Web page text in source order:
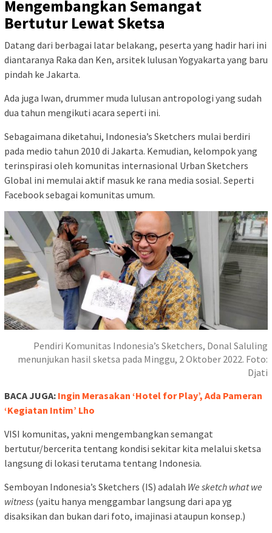
Mengembangkan Semangat
Bertutur Lewat Sketsa
Datang dari berbagai latar belakang, peserta yang hadir hari ini
diantaranya Raka dan Ken, arsitek lulusan Yogyakarta yang baru
pindah ke Jakarta.
Ada juga Iwan, drummer muda lulusan antropologi yang sudah
dua tahun mengikuti acara seperti ini.
Sebagaimana diketahui, Indonesia’s Sketchers mulai berdiri
pada medio tahun 2010 di Jakarta. Kemudian, kelompok yang
terinspirasi oleh komunitas internasional Urban Sketchers
Global ini memulai aktif masuk ke rana media sosial. Seperti
Facebook sebagai komunitas umum.
Pendiri Komunitas Indonesia’s Sketchers, Donal Saluling
menunjukan hasil sketsa pada Minggu, 2 Oktober 2022. Foto:
Djati
BACA JUGA: Ingin Merasakan ‘Hotel for Play’, Ada Pameran
‘Kegiatan Intim’ Lho
VISI komunitas, yakni mengembangkan semangat
bertutur/bercerita tentang kondisi sekitar kita melalui sketsa
langsung di lokasi terutama tentang Indonesia.
Semboyan Indonesia’s Sketchers (IS) adalah We sketch what we
witness (yaitu hanya menggambar langsung dari apa yg
disaksikan dan bukan dari foto, imajinasi ataupun konsep.)